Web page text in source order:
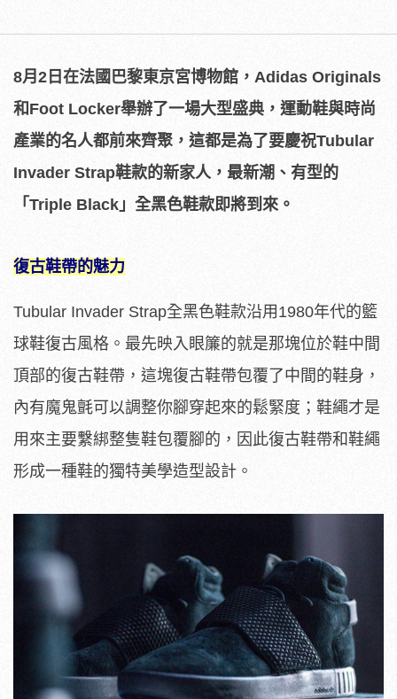
8月2日在法國巴黎東京宮博物館，Adidas Originals
和Foot Locker舉辦了一場大型盛典，運動鞋與時尚
產業的名人都前來齊聚，這都是為了要慶祝Tubular
Invader Strap鞋款的新家人，最新潮、有型的
「Triple Black」全黑色鞋款即將到來。
復古鞋帶的魅力
Tubular Invader Strap全黑色鞋款沿用1980年代的籃
球鞋復古風格。最先映入眼簾的就是那塊位於鞋中間
頂部的復古鞋帶，這塊復古鞋帶包覆了中間的鞋身，
內有魔鬼氈可以調整你腳穿起來的鬆緊度；鞋繩才是
用來主要繫綁整隻鞋包覆腳的，因此復古鞋帶和鞋繩
形成一種鞋的獨特美學造型設計。